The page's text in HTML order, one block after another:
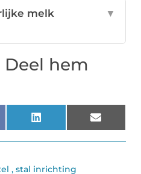
melk
▼
Deel hem
LinkedIn Email
, stal inrichting